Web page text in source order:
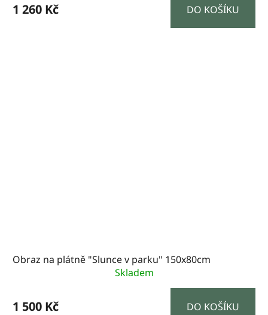
1 260 Kč DO KOŠÍKU
Obraz na plátně "Slunce v parku" 150x80cm
Skladem
1 500 Kč DO KOŠÍKU